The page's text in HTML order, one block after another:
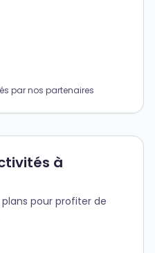
par nos partenaires
à
pour profiter de